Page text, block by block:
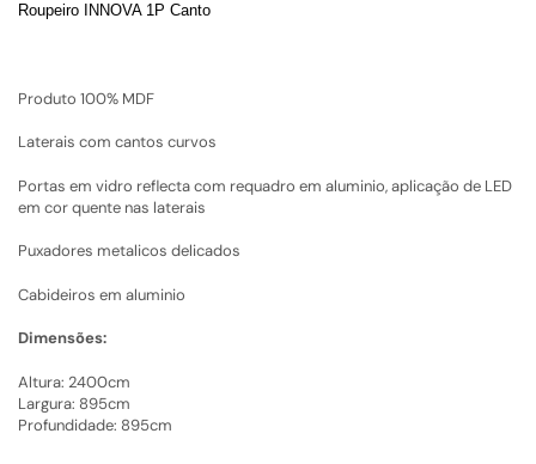
Roupeiro INNOVA 1P Canto
Produto 100% MDF
Laterais com cantos curvos
Portas em vidro reflecta com requadro em aluminio, aplicação de LED
em cor quente nas laterais
Puxadores metalicos delicados
Cabideiros em aluminio
Dimensões:
Altura: 2400cm
Largura: 895cm
Profundidade: 895cm